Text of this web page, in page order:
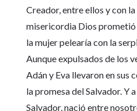
Creador, entre ellos y con
misericordia Dios prometió
la mujer pelearía con la
Aunque expulsados de los
Adán y Eva llevaron en sus
la promesa del Salvador. Y
Salvador, nació entre